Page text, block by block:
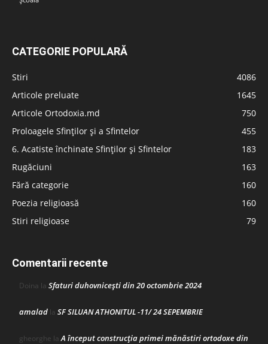
CATEGORIE POPULARĂ
Stiri
4086
Articole preluate
1645
Articole Ortodoxia.md
750
Proloagele Sfinților și a Sfintelor
455
6. Acatiste închinate Sfinților și Sfintelor
183
Rugăciuni
163
Fără categorie
160
Poezia religioasă
160
Stiri religioase
79
Comentarii recente
Doina la Sfaturi duhovnicești din 20 octombrie 2024
amalad la SF SILUAN ATHONITUL -11/ 24 SEPEMBRIE
gheorghe laA început construcţia primei mănăstiri ortodoxe din